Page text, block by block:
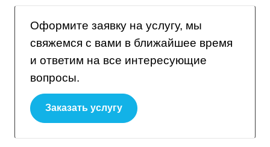
Оформите заявку на услугу, мы
свяжемся с вами в ближайшее время
и ответим на все интересующие
вопросы.
Заказать услугу